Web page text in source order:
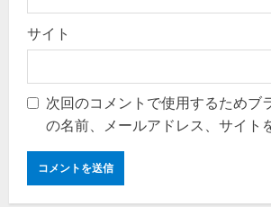
サイト
次回のコメントで使用するためブ
の名前、メールアドレス、サイト